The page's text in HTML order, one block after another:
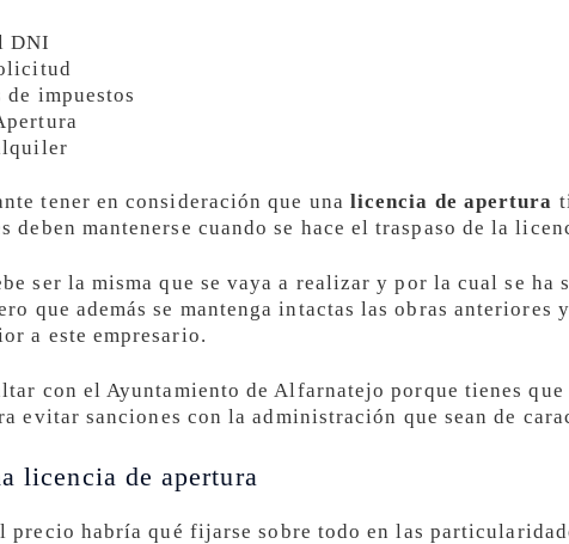
DNI
de impuestos
tener en consideración que una licencia de apertura
deben mantenerse cuando se hace el traspaso de la
ser la misma que se vaya a realizar y por la cual se
que además se mantenga intactas las obras
a este empresario.
con el Ayuntamiento de Alfarnatejo porque tienes
evitar sanciones con la administración que sean de
licencia de apertura
precio habría qué fijarse sobre todo en las